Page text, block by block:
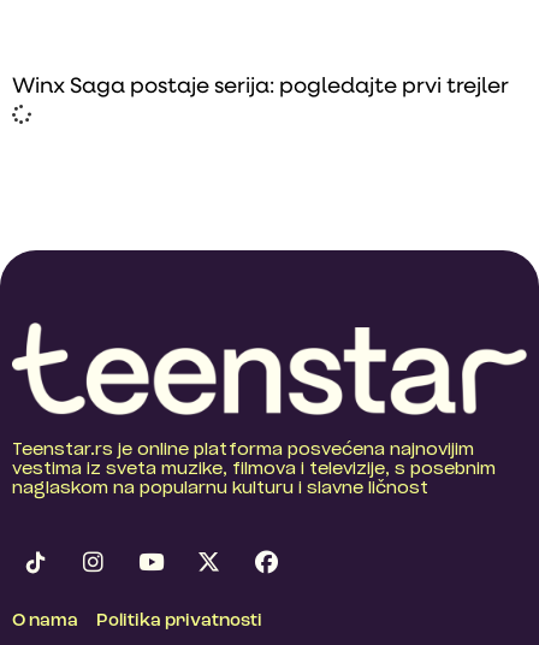
Winx Saga postaje serija: pogledajte prvi trejler
Teenstar.rs je online platforma posvećena najnovijim
vestima iz sveta muzike, filmova i televizije, s posebnim
naglaskom na popularnu kulturu i slavne ličnost
O nama Politika privatnosti